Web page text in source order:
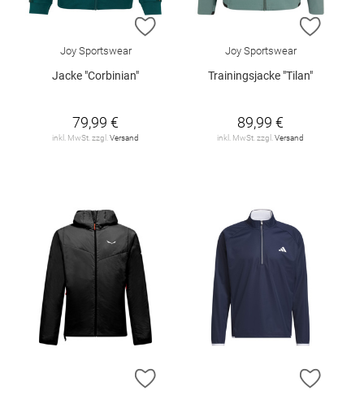
ZUR WUNSCHLISTE HINZUFÜGEN
Joy Sportswear
Jacke "Corbinian"
79,99 €
inkl. MwSt. zzgl. Versand
ZUR
Joy Sportswear
Trainingsjacke "Tilan"
89,99 €
inkl. MwSt. zzgl. Versand
ZUR WUNSCHLISTE HINZUFÜGEN
ZUR